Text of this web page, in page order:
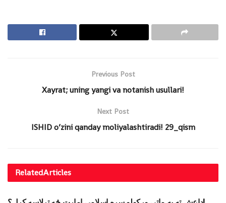
Previous Post
Xayrat; uning yangi va notanish usullari!
Next Post
ISHID o’zini qanday moliyalashtiradi! 29_qism
RelatedArticles
DAVRIY SHARH